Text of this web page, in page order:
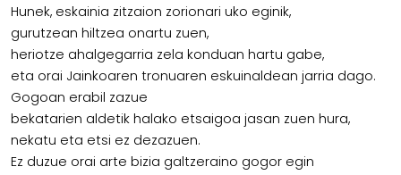
Hunek, eskainia zitzaion zorionari uko eginik,
gurutzean hiltzea onartu zuen,
heriotze ahalgegarria zela konduan hartu gabe,
eta orai Jainkoaren tronuaren eskuinaldean jarria dago.
Gogoan erabil zazue
bekatarien aldetik halako etsaigoa jasan zuen hura,
nekatu eta etsi ez dezazuen.
Ez duzue orai arte bizia galtzeraino gogor egin